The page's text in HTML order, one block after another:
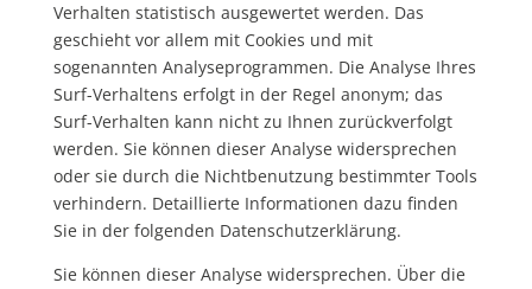
Verhalten statistisch ausgewertet werden. Das
geschieht vor allem mit Cookies und mit
sogenannten Analyseprogrammen. Die Analyse Ihres
Surf-Verhaltens erfolgt in der Regel anonym; das
Surf-Verhalten kann nicht zu Ihnen zurückverfolgt
werden. Sie können dieser Analyse widersprechen
oder sie durch die Nichtbenutzung bestimmter Tools
verhindern. Detaillierte Informationen dazu finden
Sie in der folgenden Datenschutzerklärung.
Sie können dieser Analyse widersprechen. Über die